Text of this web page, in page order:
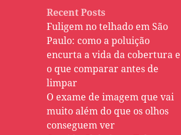
Recent Posts
Fuligem no telhado em São
Paulo: como a poluição
encurta a vida da cobertura e
o que comparar antes de
limpar
O exame de imagem que vai
muito além do que os olhos
conseguem ver